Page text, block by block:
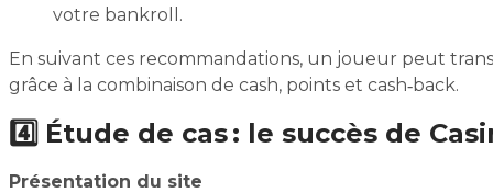
votre bankroll.
En suivant ces recommandations, un joueur peut
grâce à la combinaison de cash, points et cash‑back.
4️⃣ Étude de cas : le succès de
Présentation du site